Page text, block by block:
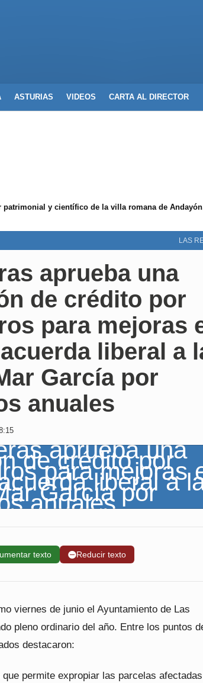
ASTURIAS VIDEOS CARTA AL DIRECTOR
y científico de la villa romana de
LAS
aprueba una
de crédito por
para mejoras
liberal a
García por
anuales
texto ➖Reducir texto
viernes de junio el Ayuntamiento de Las
pleno ordinario del año. Entre los puntos
destacaron:
que permite expropiar las parcelas